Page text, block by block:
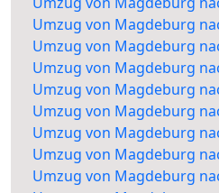
Umzug von Magdeburg
Umzug von Magdeburg
Umzug von Magdeburg
Umzug von Magdeburg
Umzug von Magdeburg
Umzug von Magdeburg
Umzug von Magdeburg
Umzug von Magdeburg